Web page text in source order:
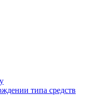
типа средств